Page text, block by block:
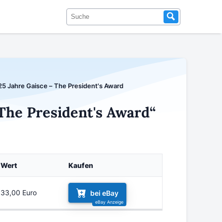
Jahre Gaisce – The President's Award
President's Award“
Wert Kaufen
33,00 Euro bei eBay